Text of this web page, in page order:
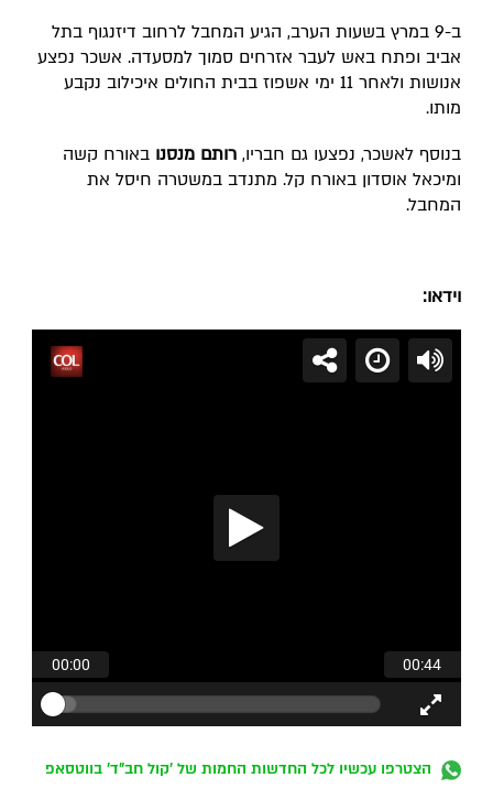
ב-9 במרץ בשעות הערב, הגיע המחבל לרחוב דיזנגוף בתל
אביב ופתח באש לעבר אזרחים סמוך למסעדה. אשכר נפצע
אנושות ולאחר 11 ימי אשפוז בבית החולים איכילוב נקבע
מותו.
בנוסף לאשכר, נפצעו גם חבריו, רותם מנסנו באורח קשה
ומיכאל אוסדון באורח קל. מתנדב במשטרה חיסל את
המחבל.
וידאו:
הצטרפו עכשיו לכל החדשות החמות של 'קול חב"ד' בווטסאפ